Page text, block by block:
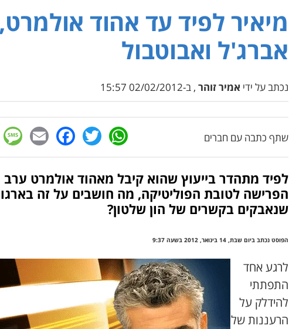
מיאיר לפיד עד אהוד אולמרט,
אברג'ל ואבוטבול
נכתב על ידי אמיר זוהר , ב-02/02/2012 15:57
שתף כתבה עם חברים WhatsApp
Twitter
לפיד מתהדר בייעוץ שהוא קיבל מאהוד אולמרט ערב
הפרישה לטובת הפוליטיקה, מה חושבים על זה
שנאבקים בקשרים של הון שלטון?
הפוסט נכתב ביום שבת, 14 בינואר, 2012 בשעה 9:37
לרגע אחד
התפתתי
להידלק על
הרעננות של